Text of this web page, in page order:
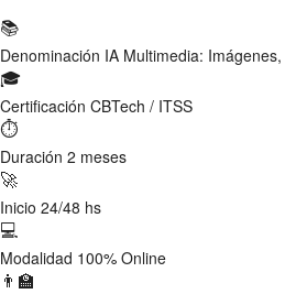
📚
Denominación IA Multimedia:
🎓
Certificación CBTech / ITSS
⏱
Duración 2 meses
🚀
Inicio 24/48 hs
💻
Modalidad 100% Online
👨‍🏫